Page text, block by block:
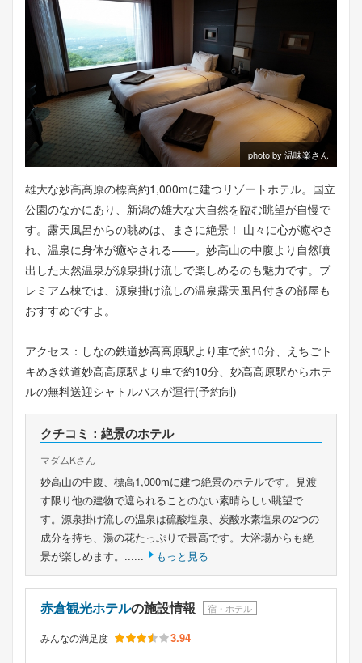
photo by 温味楽さん
雄大な妙高高原の標高約1,000mに建つリゾートホテル。国立
公園のなかにあり、新潟の雄大な大自然を臨む眺望が自慢で
す。露天風呂からの眺めは、まさに絶景！ 山々に心が癒やさ
れ、温泉に身体が癒やされる――。妙高山の中腹より自然噴
出した天然温泉が源泉掛け流しで楽しめるのも魅力です。プ
レミアム棟では、源泉掛け流しの温泉露天風呂付きの部屋も
おすすめですよ。
アクセス：しなの鉄道妙高高原駅より車で約10分、えちごト
キめき鉄道妙高高原駅より車で約10分、妙高高原駅からホテ
ルの無料送迎シャトルバスが運行(予約制)
クチコミ：絶景のホテル
マダムKさん
妙高山の中腹、標高1,000mに建つ絶景のホテルです。見渡
す限り他の建物で遮られることのない素晴らしい眺望で
す。源泉掛け流しの温泉は硫酸塩泉、炭酸水素塩泉の2つの
成分を持ち、湯の花たっぷりで最高です。大浴場からも絶
景が楽しめます。......
もっと見る
赤倉観光ホテルの施設情報 宿・ホテル
みんなの満足度 3.94